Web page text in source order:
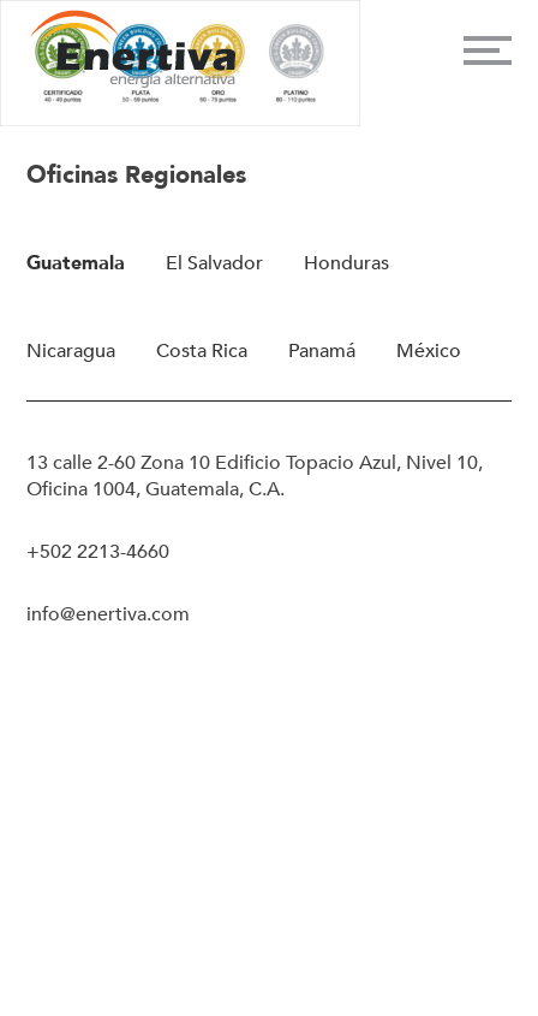
Oficinas Regionales
Guatemala El Salvador Honduras
Nicaragua Costa Rica Panamá México
13 calle 2-60 Zona 10 Edificio Topacio Azul, Nivel 10,
Oficina 1004, Guatemala, C.A.
+502 2213-4660
info@enertiva.com